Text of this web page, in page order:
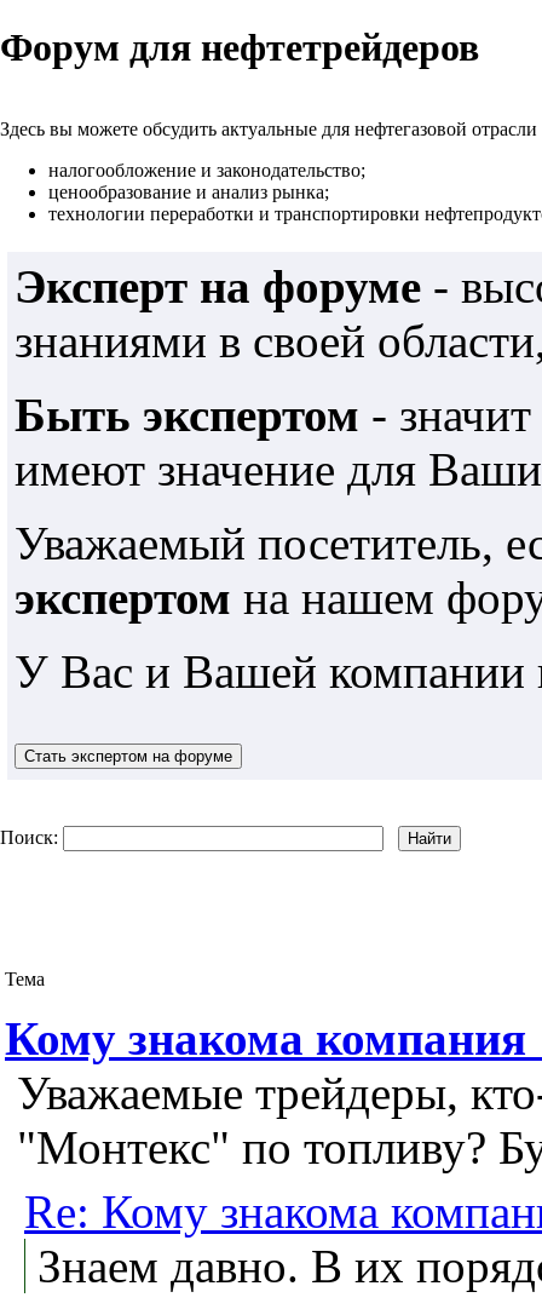
Форум для нефтетрейдеров
Здесь вы можете обсудить актуальные для нефтегазовой
налогообложение и законодательство;
ценообразование и анализ рынка;
технологии переработки и транспортировки
Эксперт на форуме -
знаниями в своей
Быть экспертом -
имеют значение для
Уважаемый посетитель,
экспертом на нашем
У Вас и Вашей компании
Поиск:
Тема
Кому знакома
Уважаемые трейдеры,
"Монтекс" по топливу?
Re: Кому знакома
Знаем давно. В их